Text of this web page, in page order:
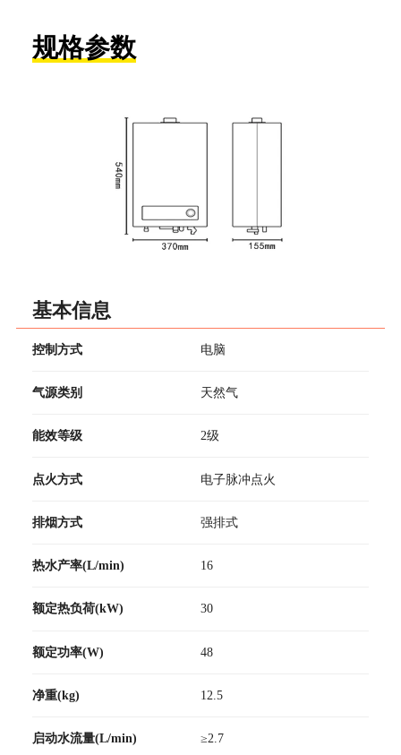
规格参数
基本信息
控制方式 电脑
气源类别 天然气
能效等级 2级
点火方式 电子脉冲点火
排烟方式 强排式
热水产率(L/min) 16
额定热负荷(kW) 30
额定功率(W) 48
净重(kg) 12.5
启动水流量(L/min) ≥2.7